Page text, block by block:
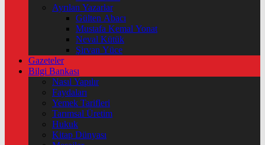
Ayrılan Yazarlar
Gülten Abacı
Mustafa Kemal Yonat
Neval Kütük
Şirvan Yüce
Gazeteler
Bilgi Bankası
Nasıl Yapılır
Faydaları
Yemek Tarifleri
Tarımsal Üretim
Hukuk
Kitap Dünyası